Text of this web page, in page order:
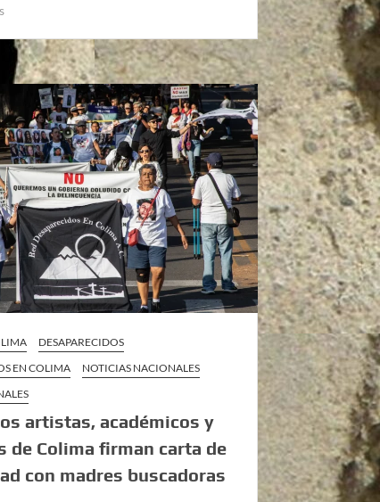
DESAPARECIDOS
EN COLIMA
NOTICIAS NACIONALES
artistas, académicos y
de Colima firman carta de
con madres buscadoras